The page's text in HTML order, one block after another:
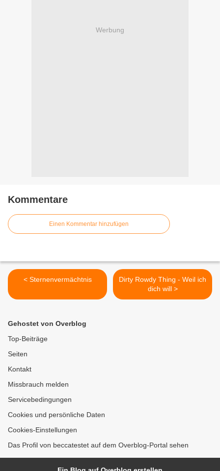
Werbung
Kommentare
Einen Kommentar hinzufügen
< Sternenvermächtnis
Dirty Rowdy Thing - Weil ich
dich will >
Gehostet von Overblog
Top-Beiträge
Seiten
Kontakt
Missbrauch melden
Servicebedingungen
Cookies und persönliche Daten
Cookies-Einstellungen
Das Profil von beccatestet auf dem Overblog-Portal sehen